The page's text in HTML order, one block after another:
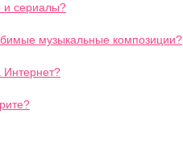
и сериалы?
музыкальные композиции?
Интернет?